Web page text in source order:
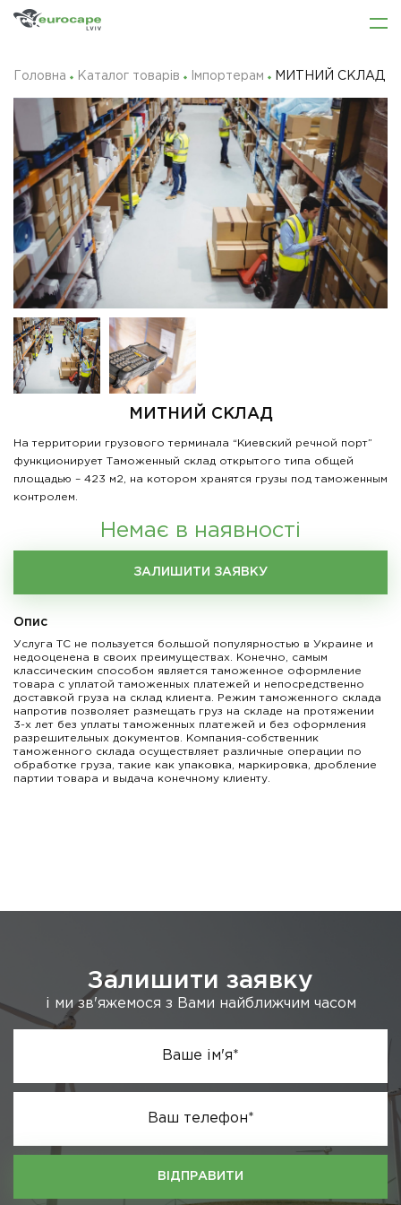
Головна Каталог товарів Імпортерам МИТНИЙ СКЛАД
МИТНИЙ СКЛАД
На территории грузового терминала “Киевский речной порт”
функционирует Таможенный склад открытого типа общей
площадью – 423 м2, на котором хранятся грузы под таможенным
контролем.
Немає в наявності
ЗАЛИШИТИ ЗАЯВКУ
Опис
Услуга ТС не пользуется большой популярностью в Украине и
недооценена в своих преимуществах. Конечно, самым
классическим способом является таможенное оформление
товара с уплатой таможенных платежей и непосредственно
доставкой груза на склад клиента. Режим таможенного склада
напротив позволяет размещать груз на складе на протяжении
3-х лет без уплаты таможенных платежей и без оформления
разрешительных документов. Компания-собственник
таможенного склада осуществляет различные операции по
обработке груза, такие как упаковка, маркировка, дробление
партии товара и выдача конечному клиенту.
Залишити заявку
і ми зв'яжемося з Вами найближчим часом
Ваше ім'я*
Ваш телефон*
ВІДПРАВИТИ